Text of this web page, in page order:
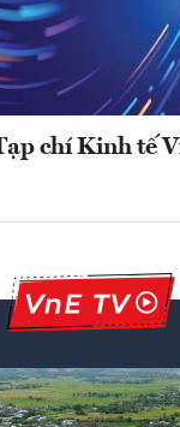
chí Kinh tế